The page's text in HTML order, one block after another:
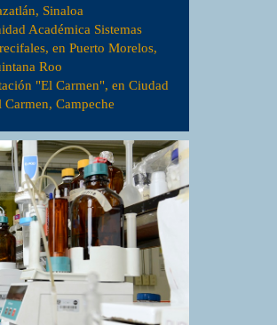
Sinaloa
Académica Sistemas
en Puerto Morelos,
Roo
"El Carmen", en Ciudad
Carmen, Campeche